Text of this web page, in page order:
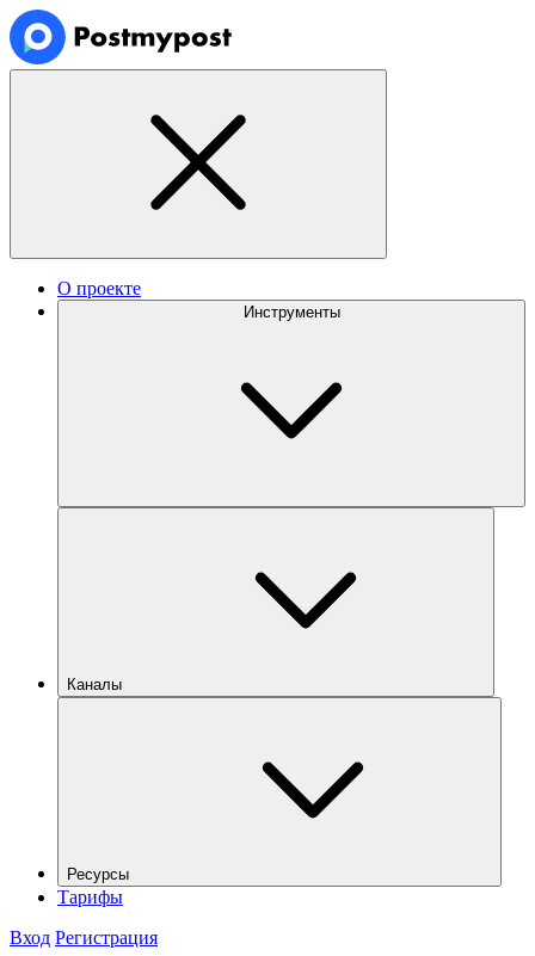
О проекте
Инструменты
Каналы
Ресурсы
Тарифы
Вход Регистрация